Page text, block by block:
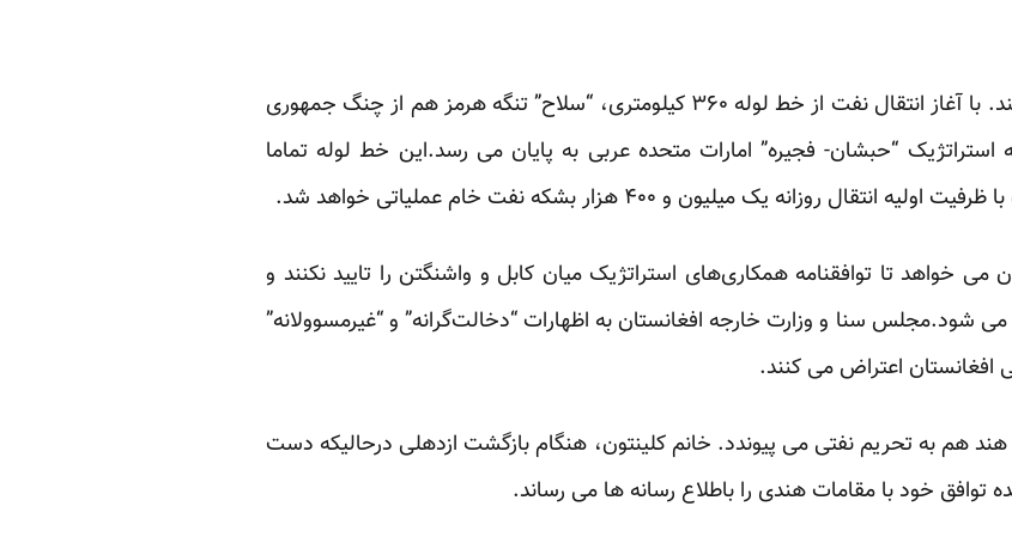
همسایه های جنوبی هم سخت مشغولند. با آغاز انتقال نفت از خط لوله ۳۶۰ کیلومتری، “سلاح” تنگه هرمز هم از چنگ جمهوری
“حبشان- فجیره” امارات متحده عربی به پایان می رسد.این خط لوله تماما
روزانه یک میلیون و ۴۰۰ هزار بشکه نفت خام عملیاتی خواهد شد.
می خواهد تا توافقنامه همکاری‌های استراتژیک میان کابل و واشنگتن را تایید نکنند و
شود.مجلس سنا و وزارت خارجه افغانستان به اظهارات “دخالت‌گرانه” و “غیرمسوولانه”
افغانستان اعتراض می کنند.
هند هم به تحریم نفتی می پیوندد. خانم کلینتون، هنگام بازگشت ازدهلی درحالیکه دست
خود با مقامات هندی را باطلاع رسانه ها می رساند.